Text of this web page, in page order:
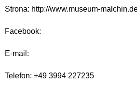
Strona: http://www.museum-
Facebook:
E-mail:
Telefon: +49 3994 227235